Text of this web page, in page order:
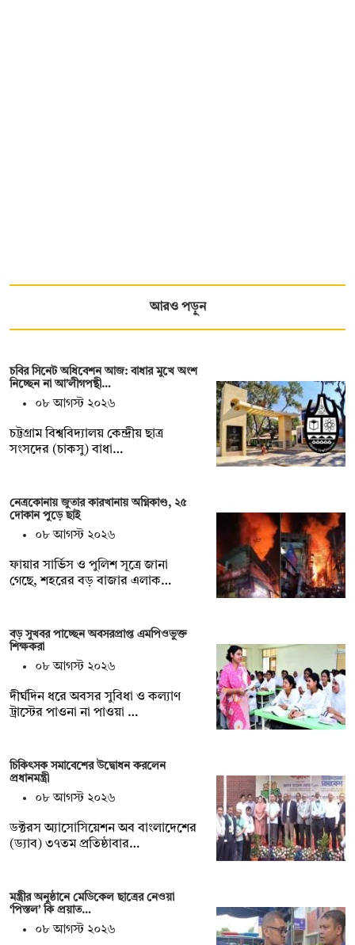
আরও পড়ুন
চবির সিনেট অধিবেশন আজ: বাধার মুখে অংশ
নিচ্ছেন না আ’লীগপন্থী…
০৮ আগস্ট ২০২৬
চট্টগ্রাম বিশ্ববিদ্যালয় কেন্দ্রীয় ছাত্র
সংসদের (চাকসু) বাধা…
নেত্রকোনায় জুতার কারখানায় অগ্নিকাণ্ড, ২৫
দোকান পুড়ে ছাই
০৮ আগস্ট ২০২৬
ফায়ার সার্ভিস ও পুলিশ সূত্রে জানা
গেছে, শহরের বড় বাজার এলাক…
বড় সুখবর পাচ্ছেন অবসরপ্রাপ্ত এমপিওভুক্ত
শিক্ষকরা
০৮ আগস্ট ২০২৬
দীর্ঘদিন ধরে অবসর সুবিধা ও কল্যাণ
ট্রাস্টের পাওনা না পাওয়া …
চিকিৎসক সমাবেশের উদ্বোধন করলেন
প্রধানমন্ত্রী
০৮ আগস্ট ২০২৬
ডক্টরস অ্যাসোসিয়েশন অব বাংলাদেশের
(ড্যাব) ৩৭তম প্রতিষ্ঠাবার…
মন্ত্রীর অনুষ্ঠানে মেডিকেল ছাত্রের নেওয়া
‘পিস্তল’ কি প্রয়াত…
০৮ আগস্ট ২০২৬